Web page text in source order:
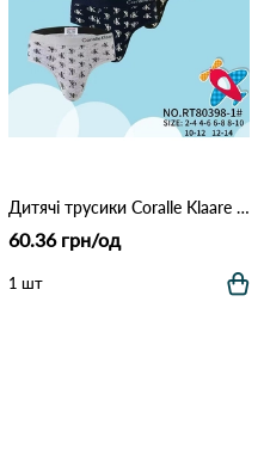
Дитячі трусики Coralle Klaare 80398-1 Різні кольори
60.36 грн/од
1 шт